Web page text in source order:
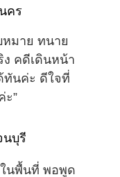
คร
มาย ทนาย
ง คดีเดินหน้า
ทันค่ะ ดีใจที่
ะ”
นบุรี
ในพื้นที่ พอพูด